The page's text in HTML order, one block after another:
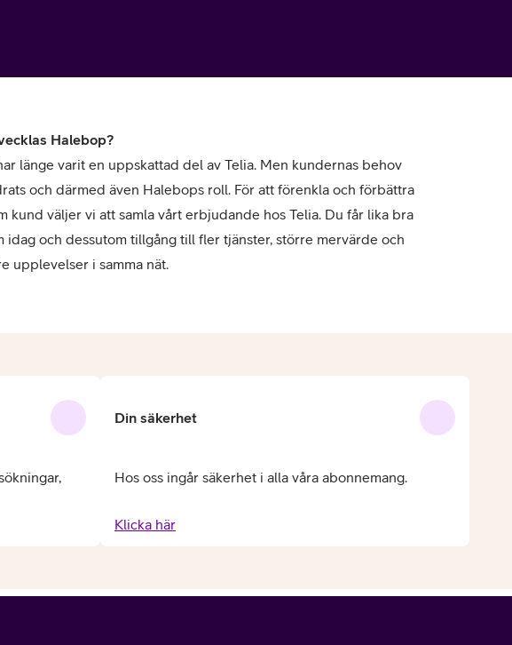
Halebop?
länge varit en uppskattad del av Telia. Men kundernas behov
och därmed även Halebops roll. För att förenkla och förbättra
kund väljer vi att samla vårt erbjudande hos Telia. Du får lika bra
idag och dessutom tillgång till fler tjänster, större mervärde och
upplevelser i samma nät.
Din säkerhet
Hos oss ingår säkerhet i alla våra abonnemang.
Klicka här